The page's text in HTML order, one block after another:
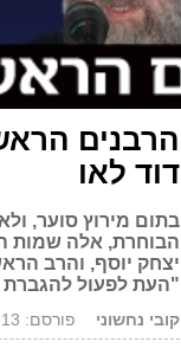
הרבנים
דוד לאו
הבוחרת, אלה שמות
יצחק יוסף, והרב
"העת לפעול
קובי נחשוני פורסם: 24.07.13, 20:01